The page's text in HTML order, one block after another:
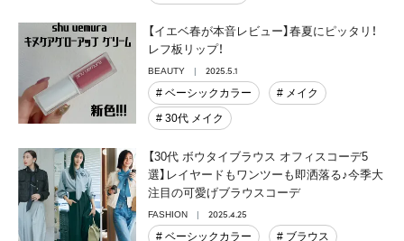
【イエベ春が本音レビュー】春夏にピッタリ！
レフ板リップ！
BEAUTY
2025.5.1
# ベーシックカラー
# メイク
# 30代 メイク
【30代 ボウタイブラウス オフィスコーデ5
選】レイヤードもワンツーも即洒落る♪今季大
注目の可愛げブラウスコーデ
FASHION
2025.4.25
# ベーシックカラー
# ブラウス